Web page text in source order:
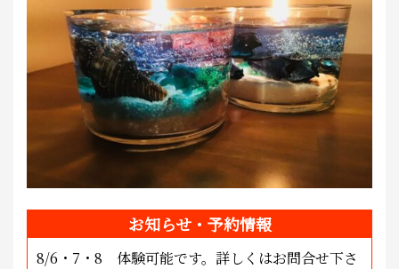
お知らせ・予約情報
8/6・7・8 体験可能です。詳しくはお問合せ下さ